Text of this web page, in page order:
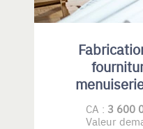
menuiseries
extérieures
CA : 3 600
Valeur